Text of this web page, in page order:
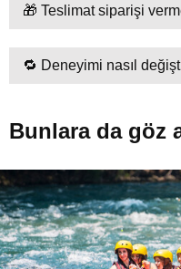
🎁 Teslimat siparişi
🔁 Deneyimi nasıl
Bunlara da göz